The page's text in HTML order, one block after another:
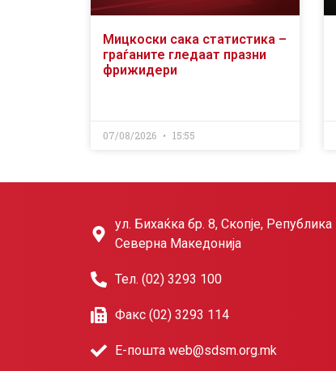
Мицкоски сака статистика –
граѓаните гледаат празни
фрижидери
07/08/2026 15:55
ул. Бихаќка бр. 8, Скопје, Република
Северна Македонија
Тел. (02) 3293 100
Факс (02) 3293 114
Е-пошта web@sdsm.org.mk